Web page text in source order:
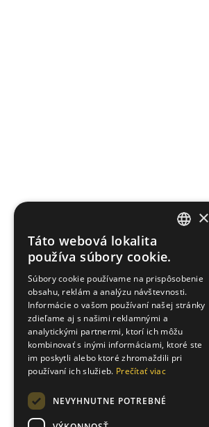
UKRAINIAN
×
Táto webová lokalita
používa súbory cookie.
Súbory cookie používame na prispôsobenie
obsahu, reklám a analýzu návštevnosti.
Informácie o vašom používaní našej stránky
zdieľame aj s našimi reklamnými a
analytickými partnermi, ktorí ich môžu
kombinovať s inými informáciami, ktoré ste
im poskytli alebo ktoré zhromaždili pri
používaní ich služieb. Prečítať viac
NEVYHNUTNE POTREBNÉ